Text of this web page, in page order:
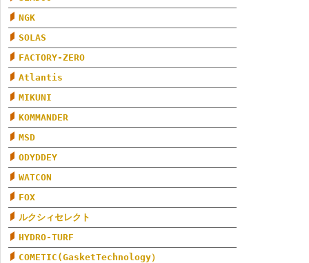
NGK
SOLAS
FACTORY-ZERO
Atlantis
MIKUNI
KOMMANDER
MSD
ODYDDEY
WATCON
FOX
ルクシィセレクト
HYDRO-TURF
COMETIC(GasketTechnology）